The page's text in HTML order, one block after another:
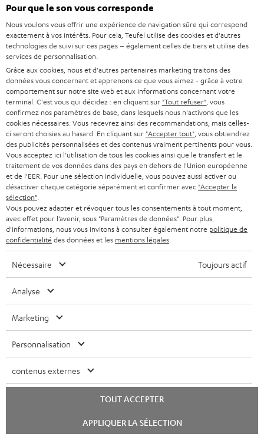
Téléchargement et support
D
o
c
u
m
e
n
t
s
t
é
l
é
c
a
r
g
e
a
e
Guide de démarrage rapide: KOMBO 62 Mk2 CD-
Receiver
Livret de sécurité: KOMBO 62 Mk2 CD-Receiver
Mode d’emploi: KOMBO 62 Mk2 CD-Receiver
Déclaration de conformité: KOMBO 62 Mk2 CD-
Receiver
Mode d’emploi: Paire d'enceintes bibliothèque UL 20
Mk4 25
Déclaration de conformité: Paire d'enceintes
bibliothèque UL 20 Mk4 25
I
n
f
o
r
m
a
t
Informations relatives à l’expédition
I
n
f
o
Garantie légale
D
Votre conseil d'achat personnalisé
(00)800 200 300 40
Lundi-vendredi de 09:00 à 17:00 ; fermé le samedi,
chat
Pour que le son vous corresponde
Nous voulons vous offrir une expérience de navigation sûre qui correspond
exactement à vos intérêts. Pour cela, Teufel utilise des cookies et d'autres
technologies de suivi sur ces pages – également celles de tiers et utilise des
services de personnalisation.
Grâce aux cookies, nous et d'autres partenaires marketing traitons des
données vous concernant et apprenons ce que vous aimez - grâce à votre
comportement sur notre site web et aux informations concernant votre
terminal. C'est vous qui décidez : en cliquant sur "Tout refuser" , vous
confirmez nos paramètres de base, dans lesquels nous n'activons que les
cookies nécessaires. Vous recevrez ainsi des recommandations, mais celles-
ci seront choisies au hasard. En cliquant sur "Accepter tout" , vous obtiendrez
des publicités personnalisées et des contenus vraiment pertinents pour vous.
Vous acceptez ici l'utilisation de tous les cookies ainsi que le transfert et le
traitement de vos données dans des pays en dehors de l'Union européenne
et de l'EER. Pour une sélection individuelle, vous pouvez aussi activer ou
désactiver chaque catégorie séparément et confirmer avec "Accepter la
sélection"
Vous pouvez adapter et révoquer tous les consentements à tout moment,
avec effet pour l’avenir, sous "Paramètres de données". Pour plus
d'informations, nous vous invitons à consulter également notre politique de
confidentialité des données et les mentions légales
Nécessaire Toujours actif
Analyse
Marketing
Personnalisation
contenus externes
TOUT ACCEPTER
APPLIQUER LA SÉLECTION